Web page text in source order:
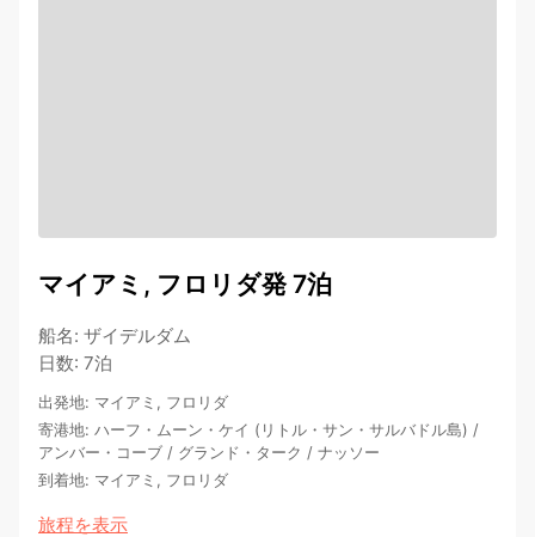
マイアミ, フロリダ発 7泊
船名: ザイデルダム
日数: 7泊
出発地: マイアミ, フロリダ
寄港地: ハーフ・ムーン・ケイ (リトル・サン・サルバドル島) /
アンバー・コーブ / グランド・ターク / ナッソー
到着地: マイアミ, フロリダ
旅程を表示